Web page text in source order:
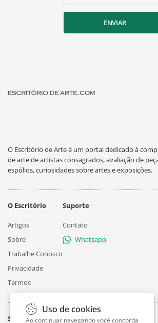
ENVIAR
O Escritório de Arte é um portal dedicado à
de arte de artistas consagrados, avaliação de
espólios, curiosidades sobre artes e exposições.
O Escritório
Artigos
Sobre
Trabalhe Conosco
Privacidade
Termos
Suporte
Contato
Whatsapp
Siga
Uso de cookies
Ao continuar navegando você concorda